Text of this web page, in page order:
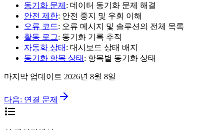
동기화 문제 : 데이터 동기화 문제 해결
안전 제한: 안전 중지 및 우회 이해
오류 코드: 오류 메시지 및 솔루션의 전체 목록
활동 로그: 동기화 기록 추적
자동화 상태 : 대시보드 상태 배지
동기화 항목 상태 : 항목별 동기화 상태
마지막 업데이트 2026년 8월 8일
다음: 연결 문제